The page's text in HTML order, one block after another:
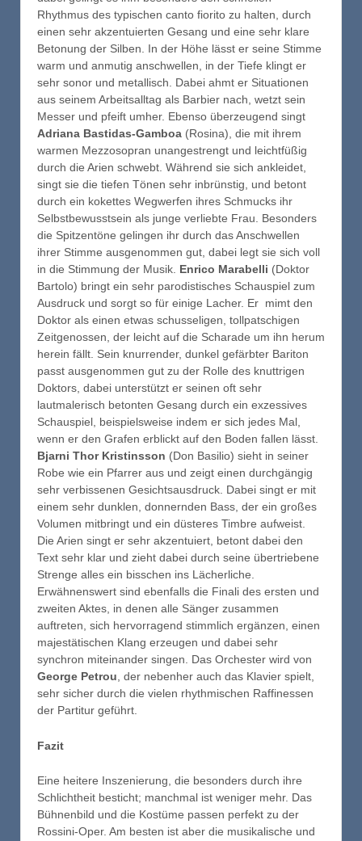
Rhythmus des typischen canto fiorito zu halten, durch
einen sehr akzentuierten Gesang und eine sehr klare
Betonung der Silben. In der Höhe lässt er seine Stimme
warm und anmutig anschwellen, in der Tiefe klingt er
sehr sonor und metallisch. Dabei ahmt er Situationen
aus seinem Arbeitsalltag als Barbier nach, wetzt sein
Messer und pfeift umher. Ebenso überzeugend singt
Adriana Bastidas-Gamboa (Rosina), die mit ihrem
warmen Mezzosopran unangestrengt und leichtfüßig
durch die Arien schwebt. Während sie sich ankleidet,
singt sie die tiefen Tönen sehr inbrünstig, und betont
durch ein kokettes Wegwerfen ihres Schmucks ihr
Selbstbewusstsein als junge verliebte Frau. Besonders
die Spitzentöne gelingen ihr durch das Anschwellen
ihrer Stimme ausgenommen gut, dabei legt sie sich voll
in die Stimmung der Musik. Enrico Marabelli (Doktor
Bartolo) bringt ein sehr parodistisches Schauspiel zum
Ausdruck und sorgt so für einige Lacher. Er mimt den
Doktor als einen etwas schusseligen, tollpatschigen
Zeitgenossen, der leicht auf die Scharade um ihn herum
herein fällt. Sein knurrender, dunkel gefärbter Bariton
passt ausgenommen gut zu der Rolle des knuttrigen
Doktors, dabei unterstützt er seinen oft sehr
lautmalerisch betonten Gesang durch ein exzessives
Schauspiel, beispielsweise indem er sich jedes Mal,
wenn er den Grafen erblickt auf den Boden fallen lässt.
Bjarni Thor Kristinsson (Don Basilio) sieht in seiner
Robe wie ein Pfarrer aus und zeigt einen durchgängig
sehr verbissenen Gesichtsausdruck. Dabei singt er mit
einem sehr dunklen, donnernden Bass, der ein großes
Volumen mitbringt und ein düsteres Timbre aufweist.
Die Arien singt er sehr akzentuiert, betont dabei den
Text sehr klar und zieht dabei durch seine übertriebene
Strenge alles ein bisschen ins Lächerliche.
Erwähnenswert sind ebenfalls die Finali des ersten und
zweiten Aktes, in denen alle Sänger zusammen
auftreten, sich hervorragend stimmlich ergänzen, einen
majestätischen Klang erzeugen und dabei sehr
synchron miteinander singen. Das Orchester wird von
George Petrou, der nebenher auch das Klavier spielt,
sehr sicher durch die vielen rhythmischen Raffinessen
der Partitur geführt.
Fazit
Eine heitere Inszenierung, die besonders durch ihre
Schlichtheit besticht; manchmal ist weniger mehr. Das
Bühnenbild und die Kostüme passen perfekt zu der
Rossini-Oper. Am besten ist aber die musikalische und